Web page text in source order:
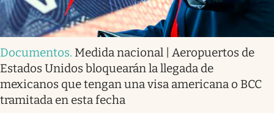
Documentos. Medida nacional | Aeropuertos de
Estados Unidos bloquearán la llegada de
mexicanos que tengan una visa americana o BCC
tramitada en esta fecha